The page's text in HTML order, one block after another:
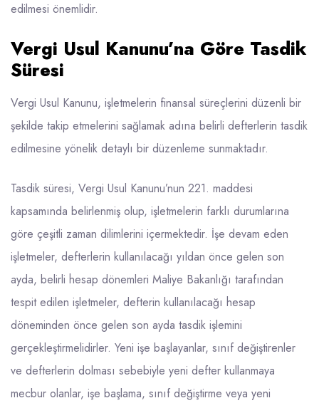
edilmesi önemlidir.
Vergi Usul Kanunu’na Göre Tasdik
Süresi
Vergi Usul Kanunu, işletmelerin finansal süreçlerini düzenli bir
şekilde takip etmelerini sağlamak adına belirli defterlerin tasdik
edilmesine yönelik detaylı bir düzenleme sunmaktadır.
Tasdik süresi, Vergi Usul Kanunu’nun 221. maddesi
kapsamında belirlenmiş olup, işletmelerin farklı durumlarına
göre çeşitli zaman dilimlerini içermektedir. İşe devam eden
işletmeler, defterlerin kullanılacağı yıldan önce gelen son
ayda, belirli hesap dönemleri Maliye Bakanlığı tarafından
tespit edilen işletmeler, defterin kullanılacağı hesap
döneminden önce gelen son ayda tasdik işlemini
gerçekleştirmelidirler. Yeni işe başlayanlar, sınıf değiştirenler
ve defterlerin dolması sebebiyle yeni defter kullanmaya
mecbur olanlar, işe başlama, sınıf değiştirme veya yeni